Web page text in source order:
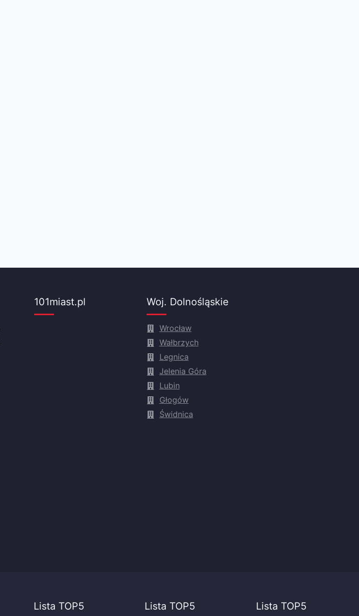
101miast.pl Woj. Dolnośląskie
Wrocław
Wałbrzych
Legnica
Jelenia Góra
Lubin
Głogów
Świdnica
Lista TOP5 Lista TOP5 Lista TOP5